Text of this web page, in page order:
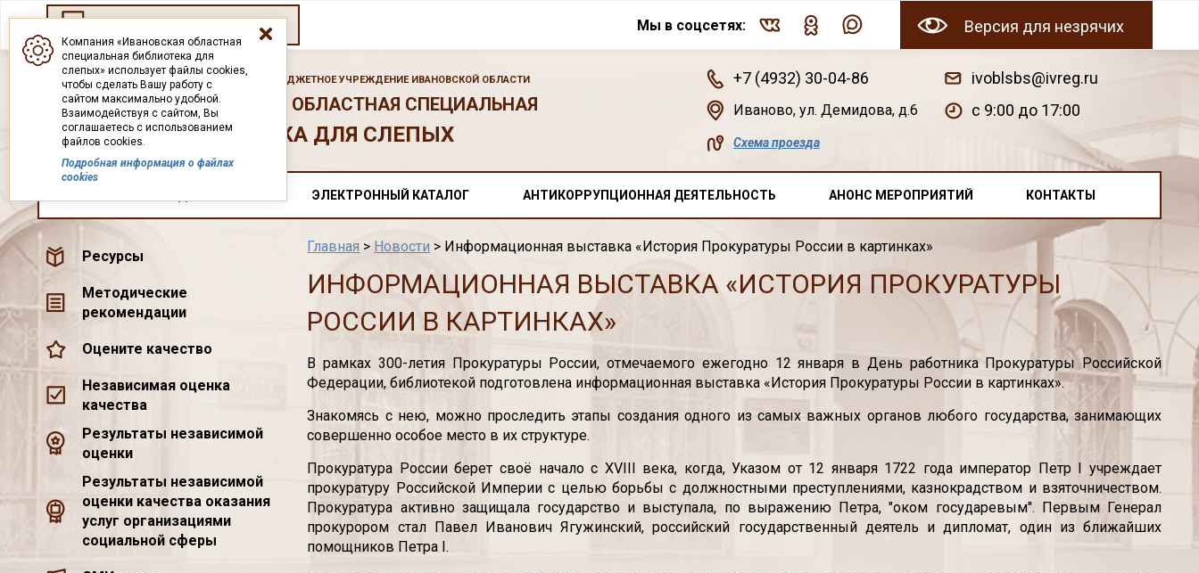
Компания «Ивановская областная
специальная библиотека для
слепых» использует файлы cookies,
чтобы сделать Вашу работу с
сайтом максимально удобной.
Взаимодействуя с сайтом, Вы
соглашаетесь с использованием
файлов cookies.
Подробная информация о файлах
cookies
Переход на старый сайт Мы в соцсетях: Версия для незрячих
ГОСУДАРСТВЕННОЕ БЮДЖЕТНОЕ УЧРЕЖДЕНИЕ ИВАНОВСКОЙ ОБЛАСТИ
ИВАНОВСКАЯ ОБЛАСТНАЯ СПЕЦИАЛЬНАЯ
БИБЛИОТЕКА ДЛЯ СЛЕПЫХ
+7 (4932) 30-04-86
Иваново, ул. Демидова, д.6
Схема проезда
ivoblsbs@ivreg.ru
c 9:00 до 17:00
ЭЛЕКТРОННЫЙ КАТАЛОГ АНТИКОРРУПЦИОННАЯ ДЕЯТЕЛЬНОСТЬ АНОНС МЕРОПРИЯТИЙ КОНТАКТЫ
Ресурсы
Методические
рекомендации
Оцените качество
Независимая оценка
качества
Результаты независимой
оценки
Результаты независимой
оценки качества оказания
услуг организациями
социальной сферы
Главная > Новости > Информационная выставка «История Прокуратуры России в картинках»
ИНФОРМАЦИОННАЯ ВЫСТАВКА «ИСТОРИЯ ПРОКУРАТУРЫ
РОССИИ В КАРТИНКАХ»
В рамках 300-летия Прокуратуры России, отмечаемого ежегодно 12 января в День работника Прокуратуры Российской
Федерации, библиотекой подготовлена информационная выставка «История Прокуратуры России в картинках».
Знакомясь с нею, можно проследить этапы создания одного из самых важных органов любого государства, занимающих
совершенно особое место в их структуре.
Прокуратура России берет своё начало с XVIII века, когда, Указом от 12 января 1722 года император Петр I учреждает
прокуратуру Российской Империи с целью борьбы с должностными преступлениями, казнокрадством и взяточничеством.
Прокуратура активно защищала государство и выступала, по выражению Петра, "оком государевым". Первым Генерал
прокурором стал Павел Иванович Ягужинский, российский государственный деятель и дипломат, один из ближайших
помощников Петра I.